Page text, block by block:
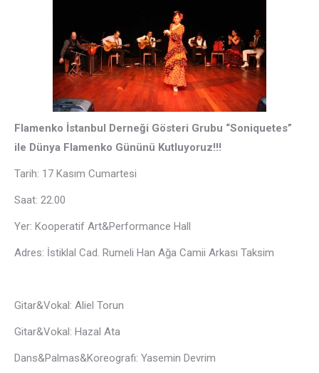
Flamenko İstanbul Derneği Gösteri Grubu “Soniquetes”
ile Dünya Flamenko Gününü Kutluyoruz!!!
Tarih: 17 Kasım Cumartesi
Saat: 22.00
Yer: Kooperatif Art&Performance Hall
Adres: İstiklal Cad. Rumeli Han Ağa Camii Arkası Taksim
Gitar&Vokal: Aliel Torun
Gitar&Vokal: Hazal Ata
Dans&Palmas&Koreografi: Yasemin Devrim